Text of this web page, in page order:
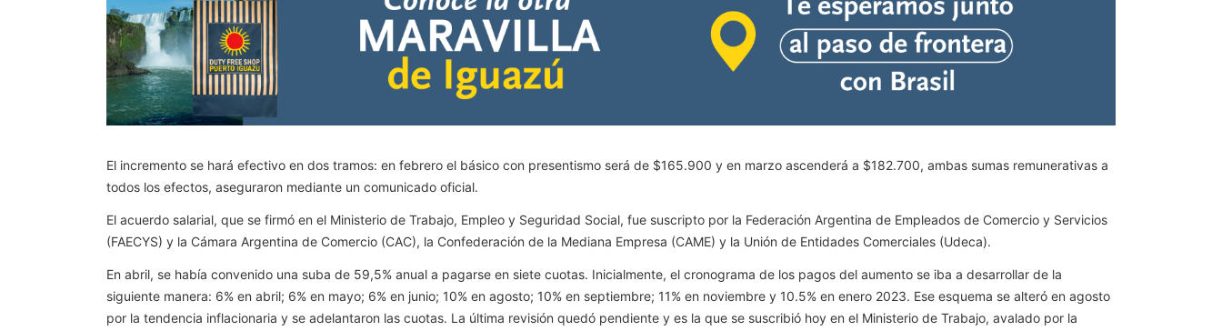
El incremento se hará efectivo en dos tramos: en febrero el básico con presentismo será de $165.900 y en marzo ascenderá a $182.700, ambas sumas remunerativas a
todos los efectos, aseguraron mediante un comunicado oficial.
El acuerdo salarial, que se firmó en el Ministerio de Trabajo, Empleo y Seguridad Social, fue suscripto por la Federación Argentina de Empleados de Comercio y Servicios
(FAECYS) y la Cámara Argentina de Comercio (CAC), la Confederación de la Mediana Empresa (CAME) y la Unión de Entidades Comerciales (Udeca).
En abril, se había convenido una suba de 59,5% anual a pagarse en siete cuotas. Inicialmente, el cronograma de los pagos del aumento se iba a desarrollar de la
siguiente manera: 6% en abril; 6% en mayo; 6% en junio; 10% en agosto; 10% en septiembre; 11% en noviembre y 10.5% en enero 2023. Ese esquema se alteró en agosto
por la tendencia inflacionaria y se adelantaron las cuotas. La última revisión quedó pendiente y es la que se suscribió hoy en el Ministerio de Trabajo, avalado por la